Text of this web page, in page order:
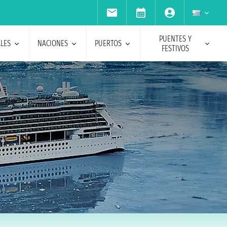
NACIONES PUERTOS
PUENTES Y
FESTIVOS